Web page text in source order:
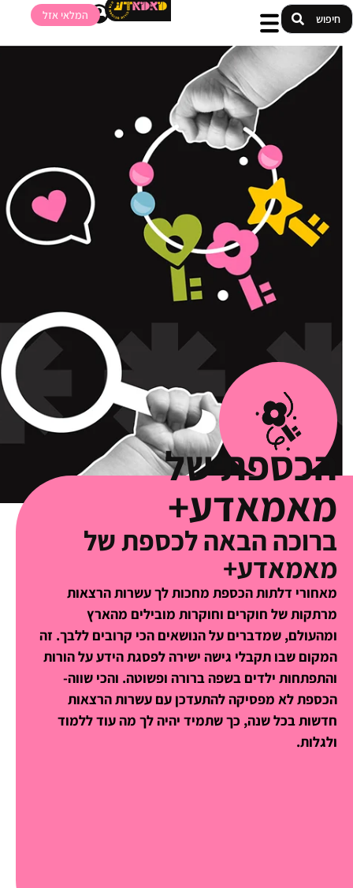
המלאי אזל
הכספת של
מאמאדע+
ברוכה הבאה לכספת של
מאמאדע+
מאחורי דלתות הכספת מחכות לך עשרות הרצאות
מרתקות של חוקרים וחוקרות מובילים מהארץ
ומהעולם, שמדברים על הנושאים הכי קרובים ללבך. זה
המקום שבו תקבלי גישה ישירה לפסגת הידע על הורות
והתפתחות ילדים בשפה ברורה ופשוטה. והכי שווה-
הכספת לא מפסיקה להתעדכן עם עשרות הרצאות
חדשות בכל שנה, כך שתמיד יהיה לך מה עוד ללמוד
ולגלות.